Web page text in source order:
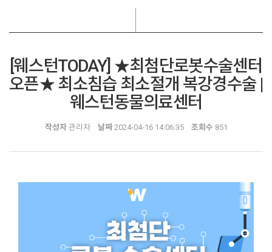
[웨스턴TODAY] ★최첨단로봇수술센터
오픈★ 최소침습 최소절개 복강경수술 |
웨스턴동물의료센터
작성자관리자 날짜2024-04-16 14:06:35 조회수 851